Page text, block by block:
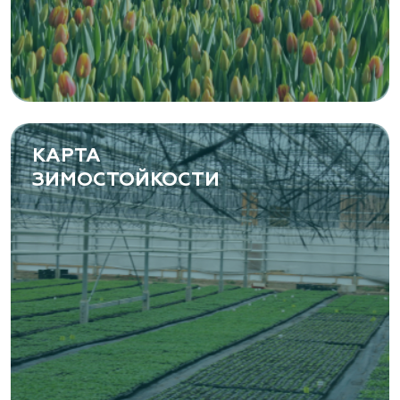
растений
Самарская область, с. Подстепки, ул.
Фермерская 14 А
(8482) 650 010
www.yoly-paly.ru
«ВЕНЕВ» питомник растений
Тульская область, Венёвский р-н, село
Борщевое, улица Лесная, д. 13
8 963 224 87 99
https://www.venev1.ru/
«ВЕНЕВ» питомник растений
КАРТА
ЗИМОСТОЙКОСТИ